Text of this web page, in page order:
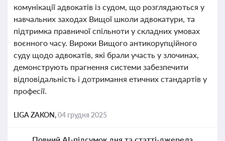
комунікації адвокатів із судом, що розглядаються у
навчальних заходах Вищої школи адвокатури, та
підтримка правничої спільноти у складних умовах
воєнного часу. Вироки Вищого антикорупційного
суду щодо адвокатів, які брали участь у злочинах,
демонструють прагнення системи забезпечити
відповідальність і дотримання етичних стандартів у
професії.
LIGA ZAKON,04 грудня 2025